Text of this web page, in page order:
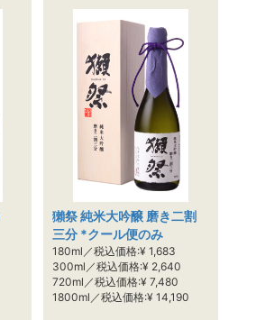
獺祭 純米大吟醸 磨き二割
三分 *クール便のみ
180ml／税込価格:¥ 1,683
300ml／税込価格:¥ 2,640
720ml／税込価格:¥ 7,480
1800ml／税込価格:¥ 14,190